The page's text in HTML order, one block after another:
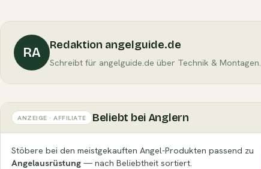
RA Redaktion angelguide.de
Schreibt für angelguide.de über Technik & Montagen.
ANZEIGE · AFFILIATE Beliebt bei Anglern
Stöbere bei den meistgekauften Angel-Produkten passend zu
Angelausrüstung — nach Beliebtheit sortiert.